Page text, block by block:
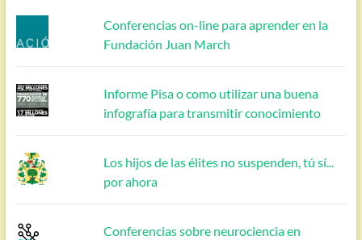
Conferencias on-line para aprender en la
Fundación Juan March
Informe Pisa o como utilizar una buena
infografía para transmitir conocimiento
Los hijos de las élites no suspenden, tú sí...
por ahora
Conferencias sobre neurociencia en